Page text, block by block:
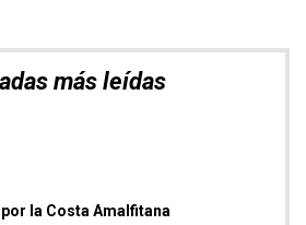
más leídas
por la Costa Amalfitana